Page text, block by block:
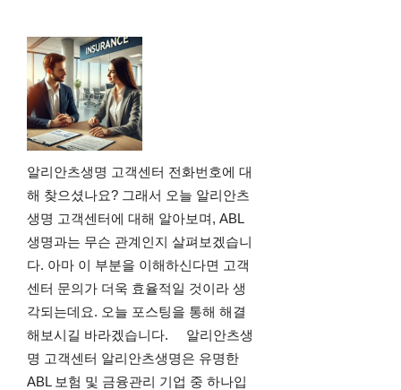
알리안츠생명 고객센터 전화번호에 대
해 찾으셨나요? 그래서 오늘 알리안츠
생명 고객센터에 대해 알아보며, ABL
생명과는 무슨 관계인지 살펴보겠습니
다. 아마 이 부분을 이해하신다면 고객
센터 문의가 더욱 효율적일 것이라 생
각되는데요. 오늘 포스팅을 통해 해결
해보시길 바라겠습니다. 알리안츠생
명 고객센터 알리안츠생명은 유명한
ABL 보험 및 금융관리 기업 중 하나입